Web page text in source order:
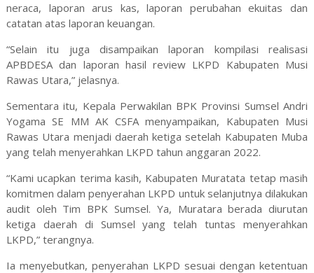
neraca, laporan arus kas, laporan perubahan ekuitas dan
catatan atas laporan keuangan.
“Selain itu juga disampaikan laporan kompilasi realisasi
APBDESA dan laporan hasil review LKPD Kabupaten Musi
Rawas Utara,” jelasnya.
Sementara itu, Kepala Perwakilan BPK Provinsi Sumsel Andri
Yogama SE MM AK CSFA menyampaikan, Kabupaten Musi
Rawas Utara menjadi daerah ketiga setelah Kabupaten Muba
yang telah menyerahkan LKPD tahun anggaran 2022.
“Kami ucapkan terima kasih, Kabupaten Muratata tetap masih
komitmen dalam penyerahan LKPD untuk selanjutnya dilakukan
audit oleh Tim BPK Sumsel. Ya, Muratara berada diurutan
ketiga daerah di Sumsel yang telah tuntas menyerahkan
LKPD,” terangnya.
Ia menyebutkan, penyerahan LKPD sesuai dengan ketentuan